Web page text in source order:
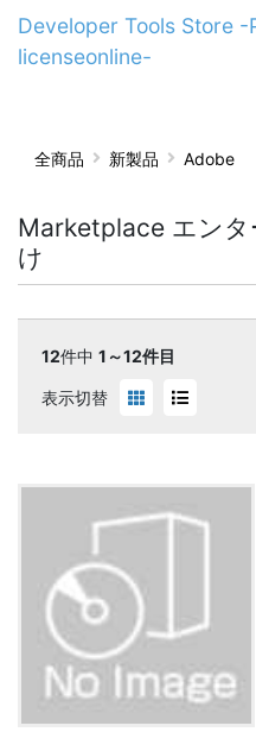
Developer Tools Store
licenseonline-
全商品 新製品 Adobe
Marketplace エンタ
け
12件中 1～12件目
表示切替